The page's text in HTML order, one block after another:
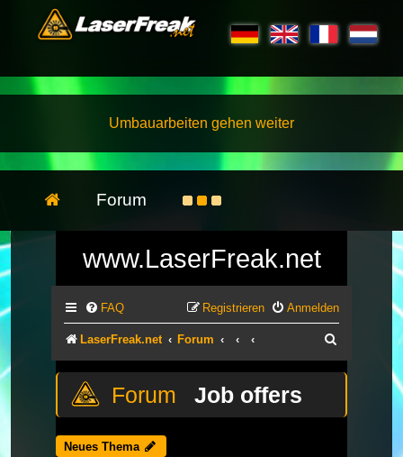
Umbauarbeiten gehen weiter
Forum
www.LaserFreak.net
FAQ Anmelden
Registrieren
LaserFreak.net Forum
Job offers
Neues Thema